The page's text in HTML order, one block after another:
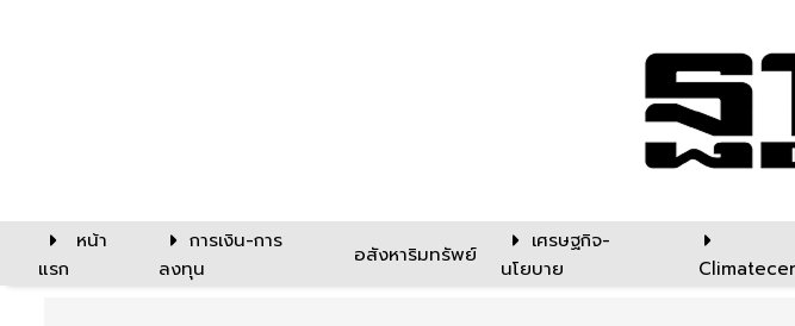
หน้า
แรก
การเงิน-การ
ลงทุน
อสังหาริมทรัพย์
เศรษฐกิจ-
นโยบาย